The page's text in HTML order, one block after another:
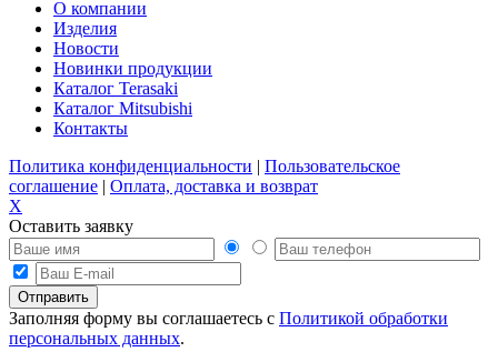
О компании
Изделия
Новости
Новинки продукции
Каталог Terasaki
Каталог Mitsubishi
Контакты
Политика конфиденциальности | Пользовательское
соглашение | Оплата, доставка и возврат
X
Оставить заявку
Заполняя форму вы соглашаетесь с Политикой обработки
персональных данных.